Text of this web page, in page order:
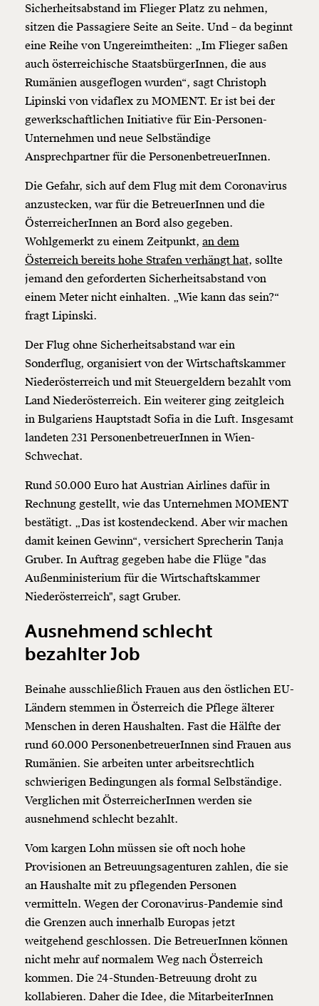
Sicherheitsabstand im Flieger Platz zu nehmen,
sitzen die Passagiere Seite an Seite. Und – da beginnt
eine Reihe von Ungereimtheiten: „Im Flieger saßen
auch österreichische StaatsbürgerInnen, die aus
Rumänien ausgeflogen wurden“, sagt Christoph
Lipinski von vidaflex zu MOMENT. Er ist bei der
gewerkschaftlichen Initiative für Ein-Personen-
Unternehmen und neue Selbständige
Ansprechpartner für die PersonenbetreuerInnen.
Die Gefahr, sich auf dem Flug mit dem Coronavirus
anzustecken, war für die BetreuerInnen und die
ÖsterreicherInnen an Bord also gegeben.
Wohlgemerkt zu einem Zeitpunkt, an dem
Österreich bereits hohe Strafen verhängt hat, sollte
jemand den geforderten Sicherheitsabstand von
einem Meter nicht einhalten. „Wie kann das sein?“
fragt Lipinski.
Der Flug ohne Sicherheitsabstand war ein
Sonderflug, organisiert von der Wirtschaftskammer
Niederösterreich und mit Steuergeldern bezahlt vom
Land Niederösterreich. Ein weiterer ging zeitgleich
in Bulgariens Hauptstadt Sofia in die Luft. Insgesamt
landeten 231 PersonenbetreuerInnen in Wien-
Schwechat.
Rund 50.000 Euro hat Austrian Airlines dafür in
Rechnung gestellt, wie das Unternehmen MOMENT
bestätigt. „Das ist kostendeckend. Aber wir machen
damit keinen Gewinn“, versichert Sprecherin Tanja
Gruber. In Auftrag gegeben habe die Flüge "das
Außenministerium für die Wirtschaftskammer
Niederösterreich", sagt Gruber.
Ausnehmend schlecht
bezahlter Job
Beinahe ausschließlich Frauen aus den östlichen EU-
Ländern stemmen in Österreich die Pflege älterer
Menschen in deren Haushalten. Fast die Hälfte der
rund 60.000 PersonenbetreuerInnen sind Frauen aus
Rumänien. Sie arbeiten unter arbeitsrechtlich
schwierigen Bedingungen als formal Selbständige.
Verglichen mit ÖsterreicherInnen werden sie
ausnehmend schlecht bezahlt.
Vom kargen Lohn müssen sie oft noch hohe
Provisionen an Betreuungsagenturen zahlen, die sie
an Haushalte mit zu pflegenden Personen
vermitteln. Wegen der Coronavirus-Pandemie sind
die Grenzen auch innerhalb Europas jetzt
weitgehend geschlossen. Die BetreuerInnen können
nicht mehr auf normalem Weg nach Österreich
kommen. Die 24-Stunden-Betreuung droht zu
kollabieren. Daher die Idee, die MitarbeiterInnen